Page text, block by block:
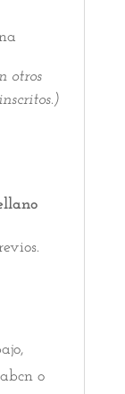
otros
o